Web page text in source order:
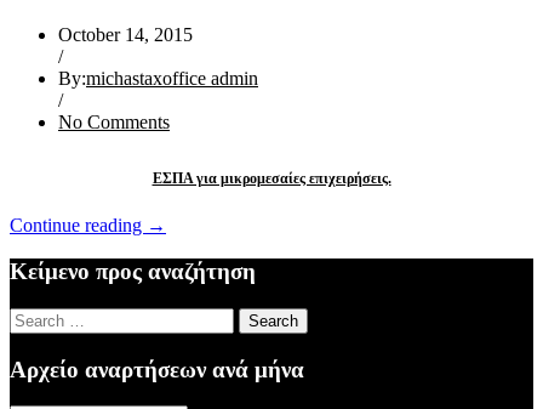
October 14, 2015
/
By:michastaxoffice admin
/
No Comments
ΕΣΠΑ για μικρομεσαίες επιχειρήσεις.
Continue reading “ΕΝΗΜΕΡΩΣΗ
→
Κείμενο προς αναζήτηση
Search
for:
Αρχείο αναρτήσεων ανά μήνα